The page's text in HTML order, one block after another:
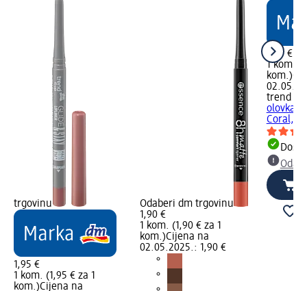
trgovinu
1,95 €
1 kom. (1,95 € za 1
kom.)Cijena na
Odaberi dm trgovinu
1,90 €
1 kom. (1,90 € za 1
kom.)Cijena na
02.05.2025.: 1,90 €
1,95 €
1 kom.
kom.)
trend !t
olovka
Coral,